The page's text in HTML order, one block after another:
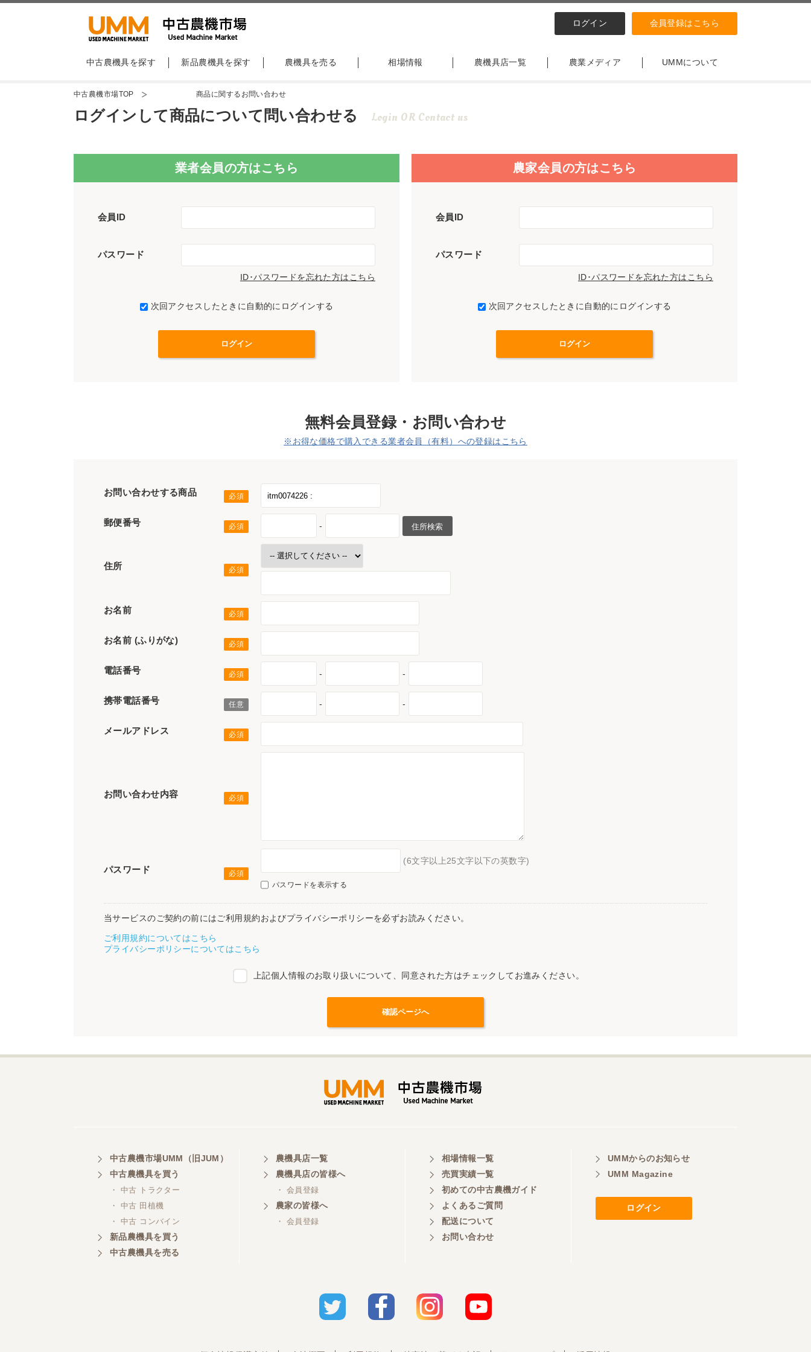
ログイン 会員登録はこちら
中古農機具を探す 新品農機具を探す 農機具を売る 相場情報 農機具店一覧 農業メディア UMMについて
中古農機市場TOP 商品に関するお問い合わせ
ログインして商品について問い合わせる Login OR Contact us
業者会員の方はこちら
会員ID
パスワード
ID･パスワードを忘れた方はこちら
次回アクセスしたときに自動的にログインする
農家会員の方はこちら
会員ID
パスワード
ID･パスワードを忘れた方はこちら
次回アクセスしたときに自動的にログインする
無料会員登録・お問い合わせ
※お得な価格で購入できる業者会員（有料）への登録はこちら
お問い合わせする商品
郵便番号 - 住所検索
住所
お名前
お名前 (ふりがな)
電話番号 - -
携帯電話番号 - -
メールアドレス
お問い合わせ内容
パスワード
(6文字以上25文字以下の英数字)
パスワードを表示する
当サービスのご契約の前にはご利用規約およびプライバシーポリシーを必ずお読みください。
ご利用規約についてはこちら
プライバシーポリシーについてはこちら
上記個人情報のお取り扱いについて、同意された方はチェックしてお進みください。
中古農機市場UMM（旧JUM）
中古農機具を買う
・ 中古 トラクター
・ 中古 田植機
・ 中古 コンバイン
新品農機具を買う
中古農機具を売る
農機具店一覧
農機具店の皆様へ
・ 会員登録
農家の皆様へ
・ 会員登録
相場情報一覧
売買実績一覧
初めての中古農機ガイド
よくあるご質問
配送について
お問い合わせ
UMMからのお知らせ
UMM Magazine
ログイン